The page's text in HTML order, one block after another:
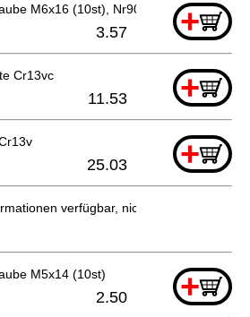
M6x16 (10st), Nr90aa +
3.57
Cr13vc +
11.53
+
25.03
verfügbar, nicht bestellbar
M5x14 (10st) +
2.50